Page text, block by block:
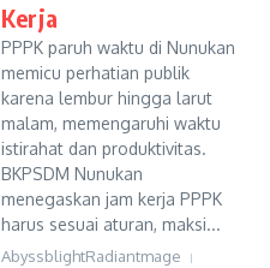
Kerja
PPPK paruh waktu di Nunukan
memicu perhatian publik
karena lembur hingga larut
malam, memengaruhi waktu
istirahat dan produktivitas.
BKPSDM Nunukan
menegaskan jam kerja PPPK
harus sesuai aturan, maksi...
AbyssblightRadiantmage